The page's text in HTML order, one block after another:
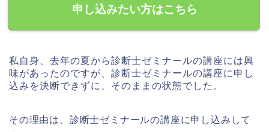
申し込みたい方はこちら
私自身、去年の夏から診断士ゼミナールの講座には興
味があったのですが、診断士ゼミナールの講座に申し
込みを決断できずに、そのままの状態でした。
その理由は、診断士ゼミナールの講座に申し込みして